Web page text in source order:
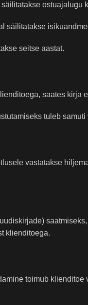
ostuajalugu
säilitatakse
seitse aastat.
saates
tuleb
vastatakse
klienditoega.
toimub